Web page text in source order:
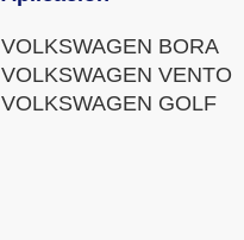
VOLKSWAGEN BORA
VOLKSWAGEN VENTO
VOLKSWAGEN GOLF